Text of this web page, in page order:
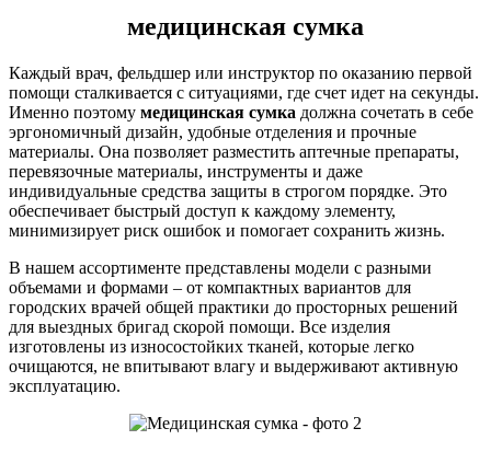
медицинская сумка
Каждый врач, фельдшер или инструктор по оказанию первой
помощи сталкивается с ситуациями, где счет идет на секунды.
Именно поэтому медицинская сумка должна сочетать в себе
эргономичный дизайн, удобные отделения и прочные
материалы. Она позволяет разместить аптечные препараты,
перевязочные материалы, инструменты и даже
индивидуальные средства защиты в строгом порядке. Это
обеспечивает быстрый доступ к каждому элементу,
минимизирует риск ошибок и помогает сохранить жизнь.
В нашем ассортименте представлены модели с разными
объемами и формами – от компактных вариантов для
городских врачей общей практики до просторных решений
для выездных бригад скорой помощи. Все изделия
изготовлены из износостойких тканей, которые легко
очищаются, не впитывают влагу и выдерживают активную
эксплуатацию.